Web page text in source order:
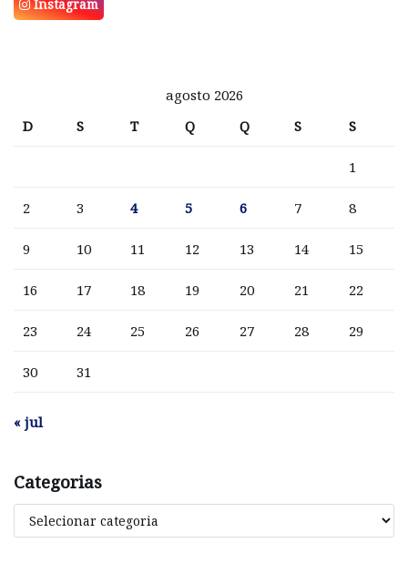
Instagram
agosto 2026
D
S T Q Q S S
1
2 3 4 5 6 7 8
9 10 11 12 13 14 15
16 17 18 19 20 21 22
23 24 25 26 27 28 29
30 31
« jul
Categorias